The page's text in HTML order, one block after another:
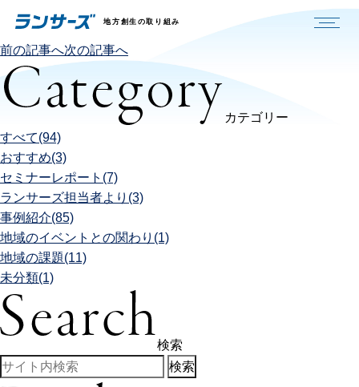
地方創生の取り組み
前の記事へ次の記事へ
カテゴリー
すべて(94)
おすすめ(3)
セミナーレポート(7)
ランサーズ担当者より(3)
事例紹介(85)
地域のイベントとの関わり(1)
地域の課題(11)
未分類(1)
検索
検索